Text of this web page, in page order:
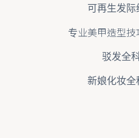
可再生发
专业美甲造型
驳发全
新娘化妆全